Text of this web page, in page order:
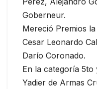
Goberneur.
Mereció Premios
Cesar Leonardo
Darío Coronado.
En la categoría
Yadier de Armas